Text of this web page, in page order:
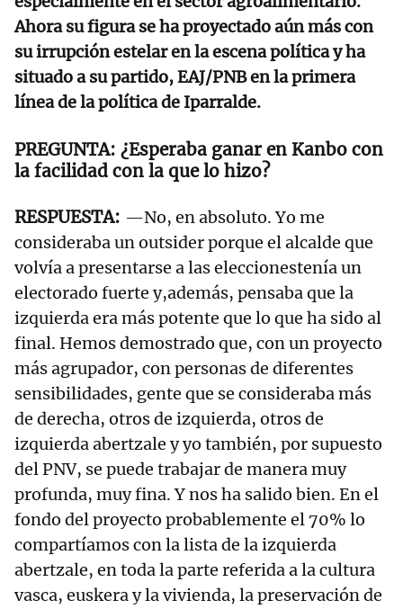
Ahora su figura se ha proyectado aún más con
su irrupción estelar en la escena política y ha
situado a su partido, EAJ/PNB en la primera
línea de la política de Iparralde.
¿Esperaba ganar en Kanbo con
la facilidad con la que lo hizo?
—No, en absoluto. Yo me
consideraba un outsider porque el alcalde que
volvía a presentarse a las eleccionestenía un
electorado fuerte y,además, pensaba que la
izquierda era más potente que lo que ha sido al
final. Hemos demostrado que, con un proyecto
más agrupador, con personas de diferentes
sensibilidades, gente que se consideraba más
de derecha, otros de izquierda, otros de
izquierda abertzale y yo también, por supuesto
del PNV, se puede trabajar de manera muy
profunda, muy fina. Y nos ha salido bien. En el
fondo del proyecto probablemente el 70% lo
compartíamos con la lista de la izquierda
abertzale, en toda la parte referida a la cultura
vasca, euskera y la vivienda, la preservación de